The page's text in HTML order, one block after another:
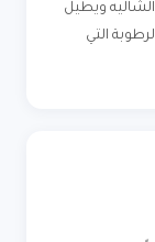
ويطيل
التي